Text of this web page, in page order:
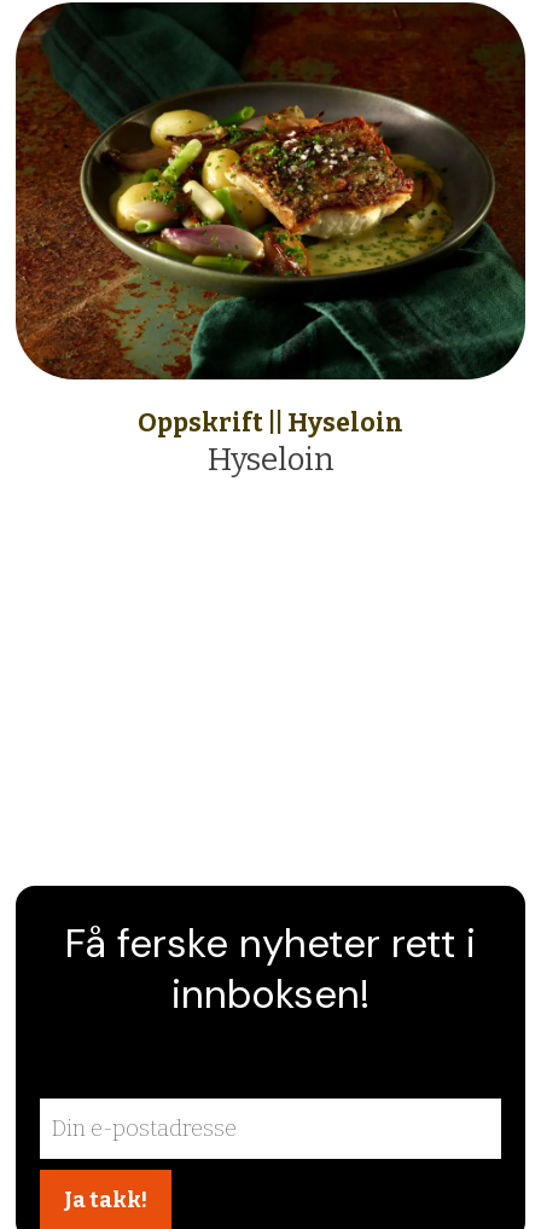
Oppskrift || Hyseloin
Hyseloin
Få ferske nyheter rett i
innboksen!